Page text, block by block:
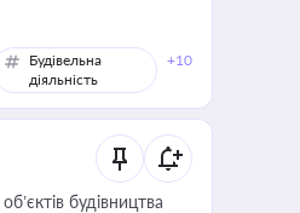
Будівельна
діяльність
+10
будівництва